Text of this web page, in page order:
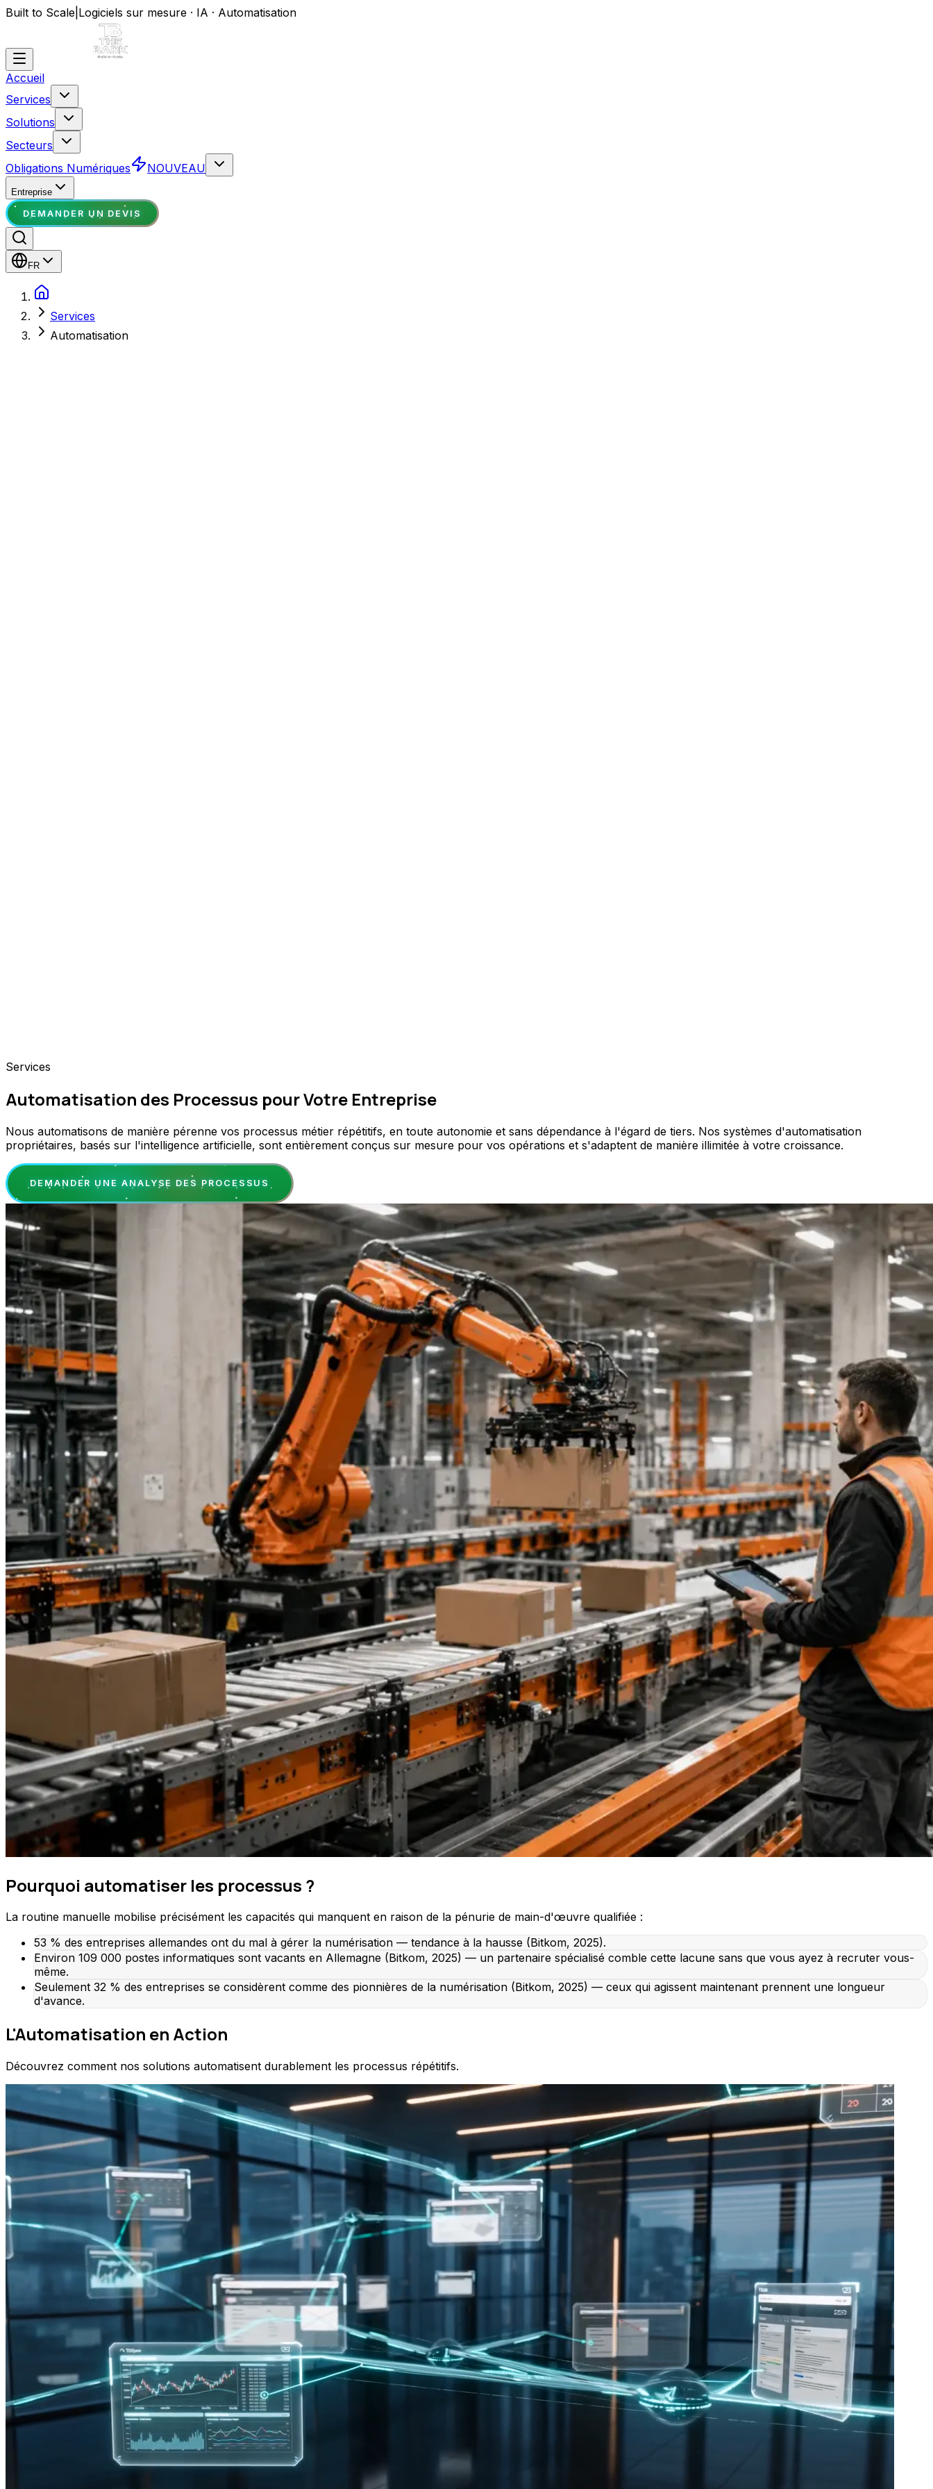
Built to Scale Logiciels sur mesure · IA · Automatisation
Accueil
Services
Solutions
Secteurs
Obligations Numériques
NOUVEAU
Entreprise
DEMANDER UN DEVIS
FR
Services
Automatisation
Services
Automatisation des Processus pour Votre Entreprise
Nous automatisons de manière pérenne vos processus métier répétitifs, en toute autonomie et sans dépendance à l'égard de tiers. Nos systèmes d'automatisation
propriétaires, basés sur l'intelligence artificielle, sont entièrement conçus sur mesure pour vos opérations et s'adaptent de manière illimitée à votre croissance.
DEMANDER UNE ANALYSE DES PROCESSUS
Pourquoi automatiser les processus ?
La routine manuelle mobilise précisément les capacités qui manquent en raison de la pénurie de main-d'œuvre qualifiée :
53 % des entreprises allemandes ont du mal à gérer la numérisation — tendance à la hausse (Bitkom, 2025).
Environ 109 000 postes informatiques sont vacants en Allemagne (Bitkom, 2025) — un partenaire spécialisé comble cette lacune sans que vous ayez à recruter vous-
même.
Seulement 32 % des entreprises se considèrent comme des pionnières de la numérisation (Bitkom, 2025) — ceux qui agissent maintenant prennent une longueur
d'avance.
L'Automatisation en Action
Découvrez comment nos solutions automatisent durablement les processus répétitifs.